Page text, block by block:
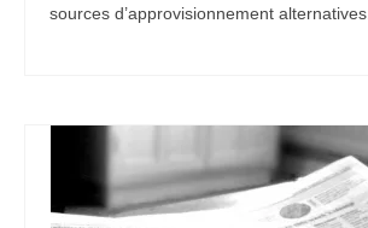
sources d’approvisionnement alternatives.